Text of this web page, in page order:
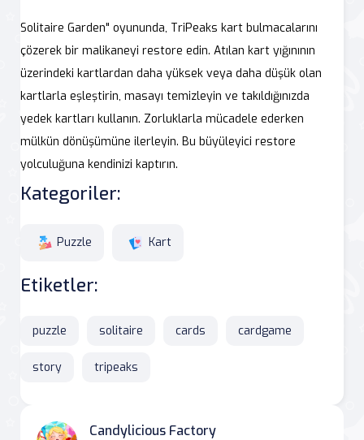
Solitaire Garden" oyununda, TriPeaks kart bulmacalarını
çözerek bir malikaneyi restore edin. Atılan kart yığınının
üzerindeki kartlardan daha yüksek veya daha düşük olan
kartlarla eşleştirin, masayı temizleyin ve takıldığınızda
yedek kartları kullanın. Zorluklarla mücadele ederken
mülkün dönüşümüne ilerleyin. Bu büyüleyici restore
yolculuğuna kendinizi kaptırın.
Kategoriler:
Puzzle Kart
Etiketler:
puzzle solitaire cards cardgame
story tripeaks
Candylicious Factory